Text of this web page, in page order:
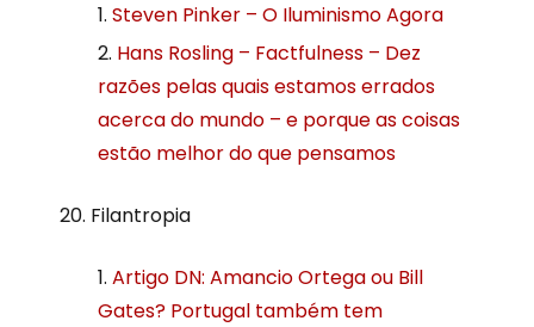
Steven Pinker – O Iluminismo Agora
Hans Rosling – Factfulness – Dez
razões pelas quais estamos errados
acerca do mundo – e porque as coisas
estão melhor do que pensamos
Filantropia
Artigo DN: Amancio Ortega ou Bill
Gates? Portugal também tem